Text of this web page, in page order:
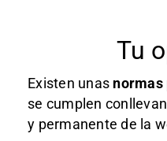
Tu
Existen unas normas
se cumplen
y permanente de la